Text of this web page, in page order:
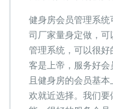
健身房会员管理系
司厂家量身定做，
管理系统，可以很
客是上帝，服务好
且健身房的会员基
欢就近选择。我们